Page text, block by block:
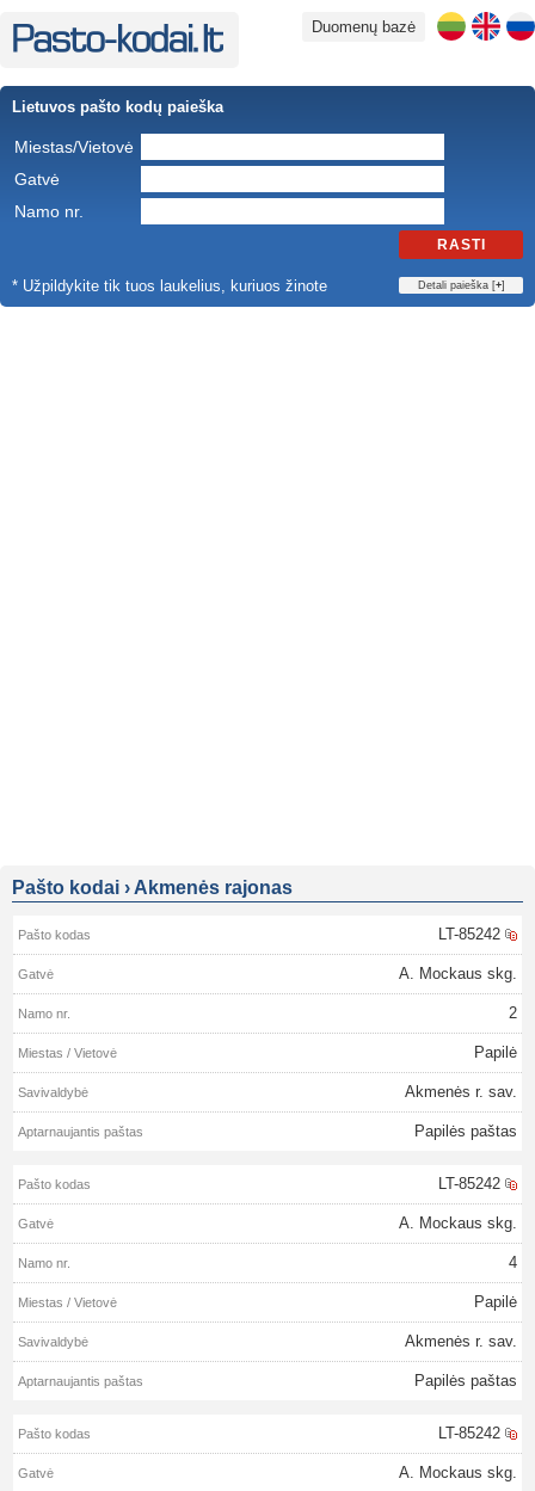
Duomenų bazė
Lietuvos pašto kodų paieška
Miestas/Vietovė
Gatvė
Namo nr.
RASTI
* Užpildykite tik tuos laukelius, kuriuos žinote Detali paieška [+]
Pašto kodai › Akmenės rajonas
LT-85242
A. Mockaus skg.
2
Papilė
Akmenės r. sav.
Papilės paštas
LT-85242
A. Mockaus skg.
4
Papilė
Akmenės r. sav.
Papilės paštas
LT-85242
A. Mockaus skg.